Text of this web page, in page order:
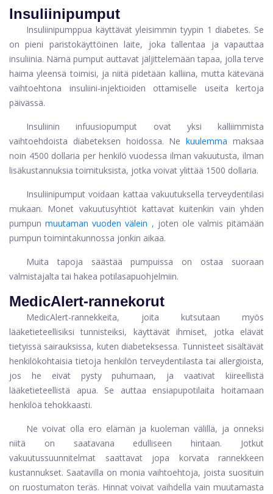
Insuliinipumput
Insuliinipumppua käyttävät yleisimmin tyypin 1 diabetes. Se
on pieni paristokäyttöinen laite, joka tallentaa ja vapauttaa
insuliinia. Nämä pumput auttavat jäljittelemään tapaa, jolla terve
haima yleensä toimisi, ja niitä pidetään kalliina, mutta kätevänä
vaihtoehtona insuliini-injektioiden ottamiselle useita kertoja
päivässä.
Insuliinin infuusiopumput ovat yksi kalliimmista
vaihtoehdoista diabeteksen hoidossa. Nekuulemma maksaa
noin 4500 dollaria per henkilö vuodessa ilman vakuutusta, ilman
lisäkustannuksia toimituksista, jotka voivat ylittää 1500 dollaria.
Insuliinipumput voidaan kattaa vakuutuksella terveydentilasi
mukaan. Monet vakuutusyhtiöt kattavat kuitenkin vain yhden
pumpunmuutaman vuoden välein , joten ole valmis pitämään
pumpun toimintakunnossa jonkin aikaa.
Muita tapoja säästää pumpuissa on ostaa suoraan
valmistajalta tai hakea potilasapuohjelmiin.
MedicAlert-rannekorut
MedicAlert-rannekkeita, joita kutsutaan myös
lääketieteellisiksi tunnisteiksi, käyttävät ihmiset, jotka elävät
tietyissä sairauksissa, kuten diabeteksessa. Tunnisteet sisältävät
henkilökohtaisia ​​tietoja henkilön terveydentilasta tai allergioista,
jos he eivät pysty puhumaan, ja vaativat kiireellistä
lääketieteellistä apua. Se auttaa ensiapupotilaita hoitamaan
henkilöä tehokkaasti.
Ne voivat olla ero elämän ja kuoleman välillä, ja onneksi
niitä on saatavana edulliseen hintaan. Jotkut
vakuutussuunnitelmat saattavat jopa korvata rannekkeen
kustannukset. Saatavilla on monia vaihtoehtoja, joista suosituin
on ruostumaton teräs. Hinnat voivat vaihdella vain muutamasta